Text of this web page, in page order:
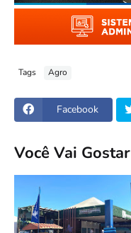
Tags Agro
Facebook
Você Vai Gostar